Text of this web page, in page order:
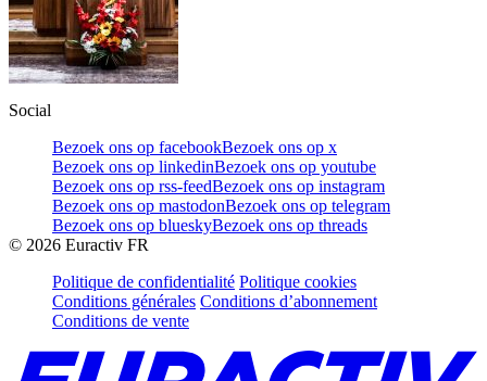
Social
Bezoek ons op facebookBezoek ons op x
Bezoek ons op linkedinBezoek ons op youtube
Bezoek ons op rss-feedBezoek ons op instagram
Bezoek ons op mastodonBezoek ons op telegram
Bezoek ons op blueskyBezoek ons op threads
© 2026 Euractiv FR
Politique de confidentialité Politique cookies
Conditions générales Conditions d’abonnement
Conditions de vente